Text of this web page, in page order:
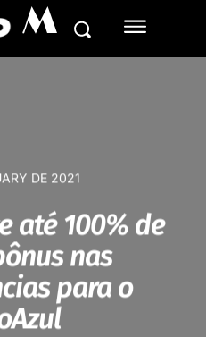
M
DE 2021
até 100% de
nas
para o